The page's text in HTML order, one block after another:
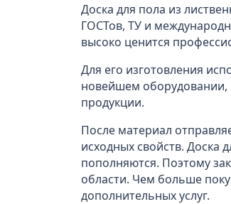
Доска для пола из
ГОСТов, ТУ и
высоко ценится
Для его изготовления
новейшем оборудовании,
продукции.
После материал
исходных свойств. Доска
пополняются. Поэтому
области. Чем больше
дополнительных услуг.